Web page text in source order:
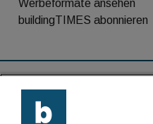
Werbeformate ansehen
buildingTIMES abonnieren
Kontakt